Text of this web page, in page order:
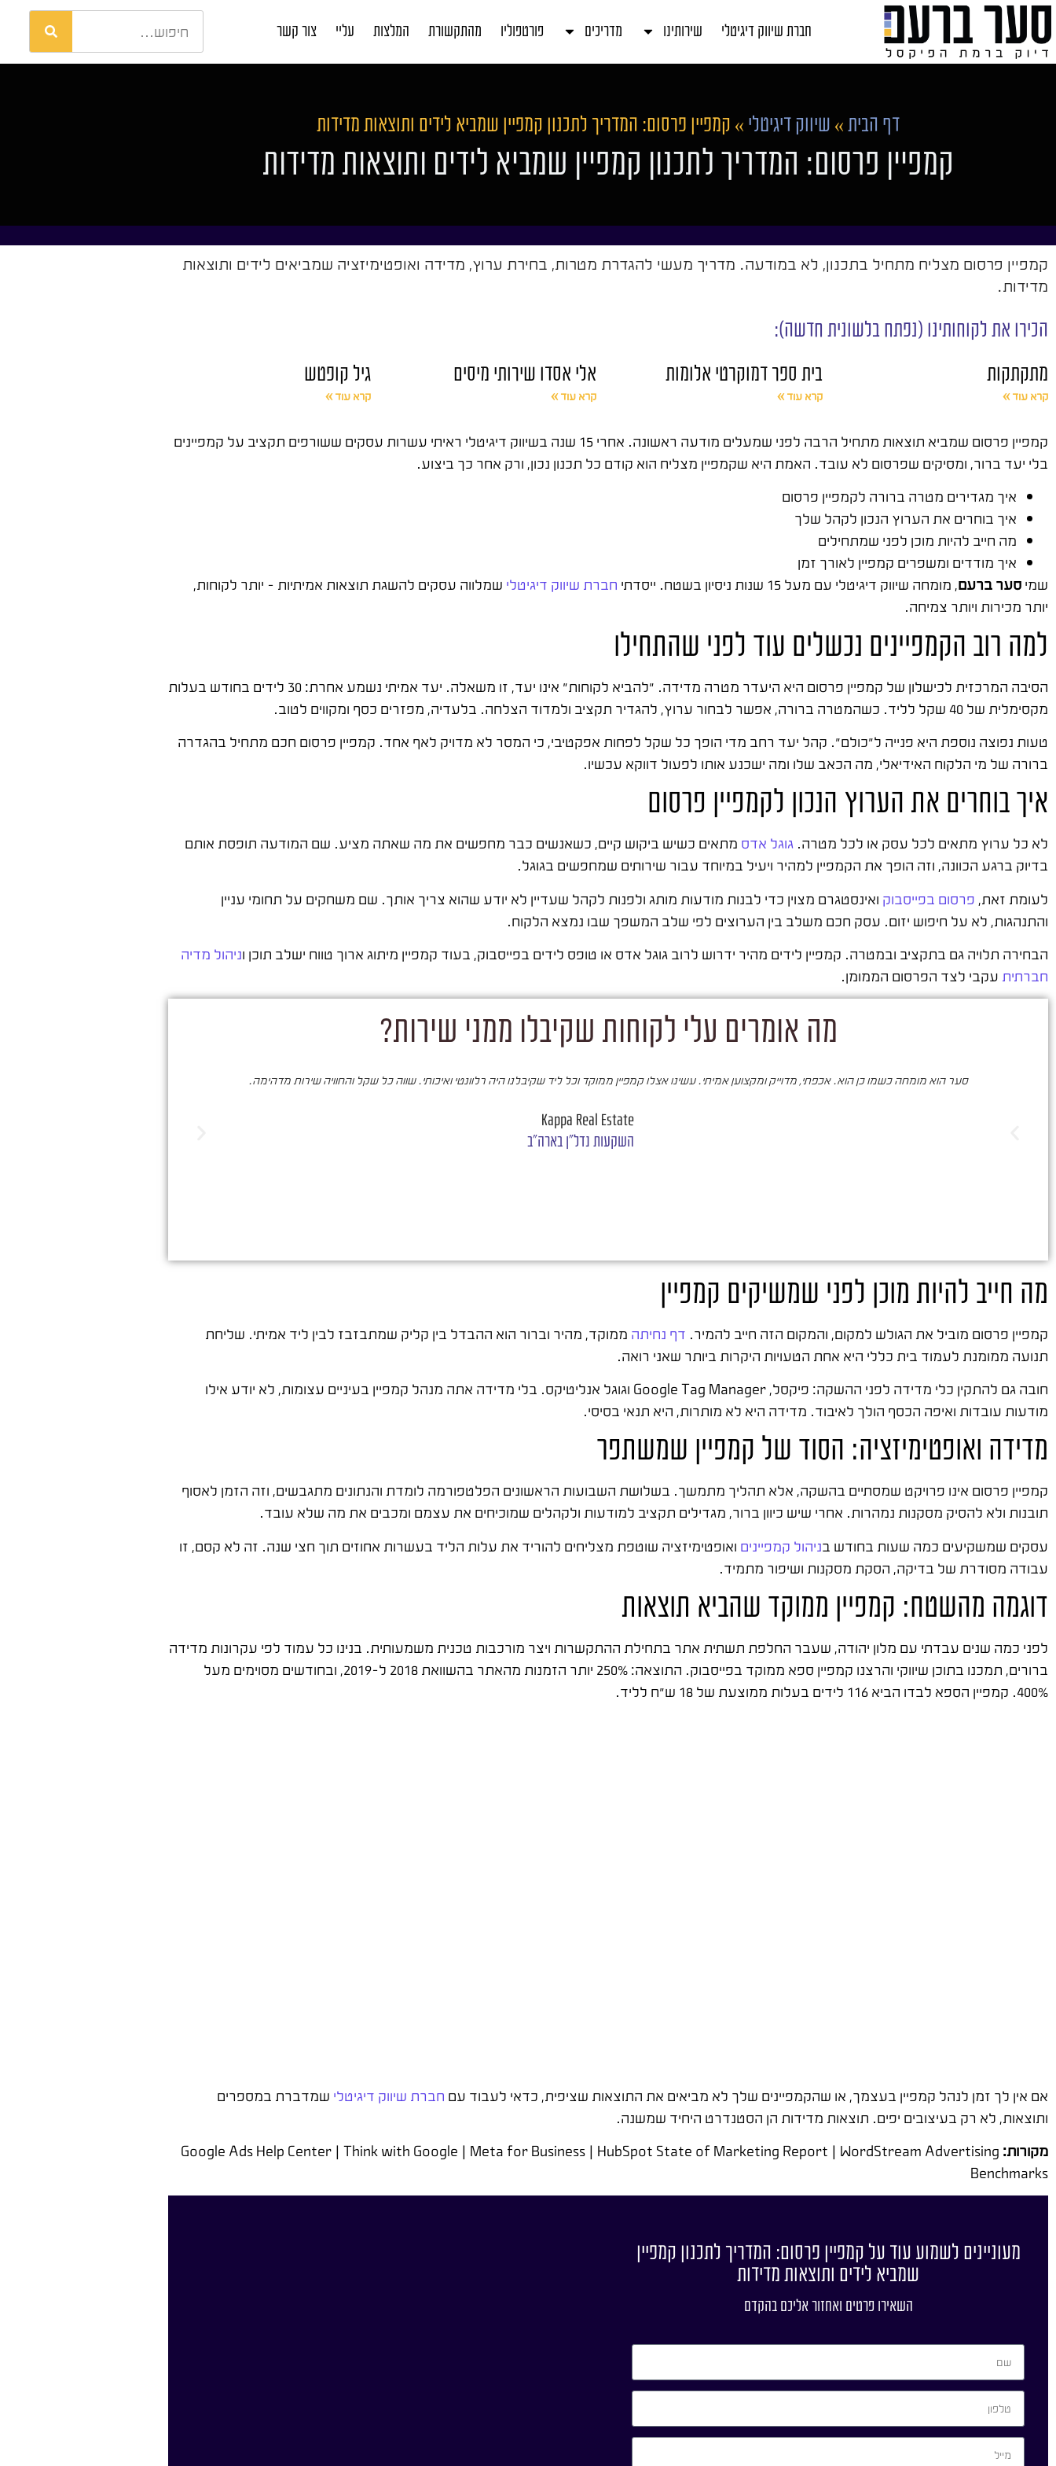
חברת שיווק דיגיטלי שירותינו מדריכים פורטפוליו מהתקשורת המלצות עליי צור קשר
דף הבית » שיווק דיגיטלי » קמפיין פרסום: המדריך לתכנון קמפיין שמביא לידים ותוצאות מדידות
קמפיין פרסום: המדריך לתכנון קמפיין שמביא לידים ותוצאות מדידות
קמפיין פרסום מצליח מתחיל בתכנון, לא במודעה. מדריך מעשי להגדרת מטרות, בחירת ערוץ, מדידה ואופטימיזציה שמביאים לידים ותוצאות
מדידות.
הכירו את לקוחותינו (נפתח בלשונית חדשה):
מתקתקות
קרא עוד »
בית ספר דמוקרטי אלומות
קרא עוד »
אלי אסדו שירותי מיסים
קרא עוד »
גיל קופטש
קרא עוד »
קמפיין פרסום שמביא תוצאות מתחיל הרבה לפני שמעלים מודעה ראשונה. אחרי 15 שנה בשיווק דיגיטלי ראיתי עשרות עסקים ששורפים תקציב על קמפיינים
בלי יעד ברור, ומסיקים שפרסום לא עובד. האמת היא שקמפיין מצליח הוא קודם כל תכנון נכון, ורק אחר כך ביצוע.
איך מגדירים מטרה ברורה לקמפיין פרסום
איך בוחרים את הערוץ הנכון לקהל שלך
מה חייב להיות מוכן לפני שמתחילים
איך מודדים ומשפרים קמפיין לאורך זמן
שמיסער ברעם, מומחה שיווק דיגיטלי עם מעל 15 שנות ניסיון בשטח. ייסדתי חברת שיווק דיגיטלי שמלווה עסקים להשגת תוצאות אמיתיות – יותר לקוחות,
יותר מכירות ויותר צמיחה.
למה רוב הקמפיינים נכשלים עוד לפני שהתחילו
הסיבה המרכזית לכישלון של קמפיין פרסום היא היעדר מטרה מדידה. "להביא לקוחות" אינו יעד, זו משאלה. יעד אמיתי נשמע אחרת: 30 לידים בחודש בעלות
מקסימלית של 40 שקל לליד. כשהמטרה ברורה, אפשר לבחור ערוץ, להגדיר תקציב ולמדוד הצלחה. בלעדיה, מפזרים כסף ומקווים לטוב.
טעות נפוצה נוספת היא פנייה ל"כולם". קהל יעד רחב מדי הופך כל שקל לפחות אפקטיבי, כי המסר לא מדויק לאף אחד. קמפיין פרסום חכם מתחיל בהגדרה
ברורה של מי הלקוח האידיאלי, מה הכאב שלו ומה ישכנע אותו לפעול דווקא עכשיו.
איך בוחרים את הערוץ הנכון לקמפיין פרסום
לא כל ערוץ מתאים לכל עסק או לכל מטרה. גוגל אדס מתאים כשיש ביקוש קיים, כשאנשים כבר מחפשים את מה שאתה מציע. שם המודעה תופסת אותם
בדיוק ברגע הכוונה, וזה הופך את הקמפיין למהיר ויעיל במיוחד עבור שירותים שמחפשים בגוגל.
לעומת זאת, פרסום בפייסבוק ואינסטגרם מצוין כדי לבנות מודעות מותג ולפנות לקהל שעדיין לא יודע שהוא צריך אותך. שם משחקים על תחומי עניין
והתנהגות, לא על חיפוש יזום. עסק חכם משלב בין הערוצים לפי שלב המשפך שבו נמצא הלקוח.
הבחירה תלויה גם בתקציב ובמטרה. קמפיין לידים מהיר ידרוש לרוב גוגל אדס או טופס לידים בפייסבוק, בעוד קמפיין מיתוג ארוך טווח ישלב תוכן וניהול מדיה
חברתית עקבי לצד הפרסום הממומן.
מה אומרים עלי לקוחות שקיבלו ממני שירות?
סער הוא מומחה כשמו כן הוא. אכפתי, מדוייק ומקצוען אמיתי. עשינו אצלו קמפיין ממוקד וכל ליד שקיבלנו היה רלוונטי ואיכותי. שווה כל שקל והחוויה שירות מדהימה.
Kappa Real Estate
השקעות נדל"ן בארה"ב
מה חייב להיות מוכן לפני שמשיקים קמפיין
קמפיין פרסום מוביל את הגולש למקום, והמקום הזה חייב להמיר. דף נחיתה ממוקד, מהיר וברור הוא ההבדל בין קליק שמתבזבז לבין ליד אמיתי. שליחת
תנועה ממומנת לעמוד בית כללי היא אחת הטעויות היקרות ביותר שאני רואה.
חובה גם להתקין כלי מדידה לפני ההשקה: פיקסל, Google Tag Manager וגוגל אנליטיקס. בלי מדידה אתה מנהל קמפיין בעיניים עצומות, לא יודע אילו
מודעות עובדות ואיפה הכסף הולך לאיבוד. מדידה היא לא מותרות, היא תנאי בסיסי.
מדידה ואופטימיזציה: הסוד של קמפיין שמשתפר
קמפיין פרסום אינו פרויקט שמסתיים בהשקה, אלא תהליך מתמשך. בשלושת השבועות הראשונים הפלטפורמה לומדת והנתונים מתגבשים, וזה הזמן לאסוף
תובנות ולא להסיק מסקנות נמהרות. אחרי שיש כיוון ברור, מגדילים תקציב למודעות ולקהלים שמוכיחים את עצמם ומכבים את מה שלא עובד.
עסקים שמשקיעים כמה שעות בחודש בניהול קמפיינים ואופטימיזציה שוטפת מצליחים להוריד את עלות הליד בעשרות אחוזים תוך חצי שנה. זה לא קסם, זו
עבודה מסודרת של בדיקה, הסקת מסקנות ושיפור מתמיד.
דוגמה מהשטח: קמפיין ממוקד שהביא תוצאות
לפני כמה שנים עבדתי עם מלון יהודה, שעבר החלפת תשתית אתר בתחילת ההתקשרות ויצר מורכבות טכנית משמעותית. בנינו כל עמוד לפי עקרונות מדידה
ברורים, תמכנו בתוכן שיווקי והרצנו קמפיין ספא ממוקד בפייסבוק. התוצאה: 250% יותר הזמנות מהאתר בהשוואת 2018 ל-2019, ובחודשים מסוימים מעל
400%. קמפיין הספא לבדו הביא 116 לידים בעלות ממוצעת של 18 ש"ח לליד.
אם אין לך זמן לנהל קמפיין בעצמך, או שהקמפיינים שלך לא מביאים את התוצאות שציפית, כדאי לעבוד עם חברת שיווק דיגיטלי שמדברת במספרים
ותוצאות, לא רק בעיצובים יפים. תוצאות מדידות הן הסטנדרט היחיד שמשנה.
מקורות: Google Ads Help Center | Think with Google | Meta for Business | HubSpot State of Marketing Report | WordStream Advertising
Benchmarks
מעוניינים לשמוע עוד על קמפיין פרסום: המדריך לתכנון קמפיין
שמביא לידים ותוצאות מדידות
השאירו פרטים ואחזור אליכם בהקדם